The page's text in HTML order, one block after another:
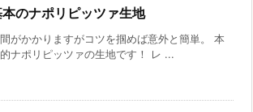
のナポリピッツァ生地
がかかりますがコツを掴めば意外と簡単。 本
ナポリピッツァの生地です！ レ ...